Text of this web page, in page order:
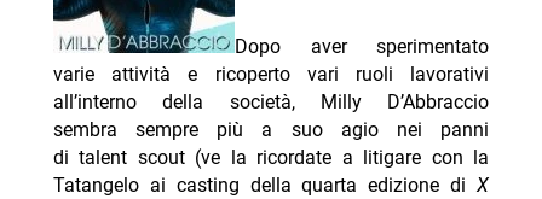
Dopo aver sperimentato
varie attività e ricoperto vari ruoli lavorativi
all’interno della società, Milly D’Abbraccio
sembra sempre più a suo agio nei panni
di talent scout (ve la ricordate a litigare con la
Tatangelo ai casting della quarta edizione di X